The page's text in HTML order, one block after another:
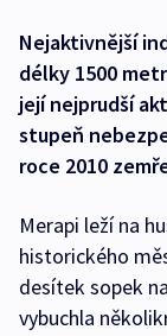
Nejaktivnější
délky 1500
její nejprudší
stupeň
roce 2010
Merapi leží na
historického
desítek sopek
vybuchla